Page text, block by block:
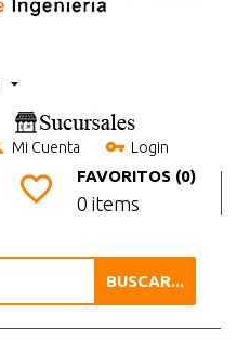
Mi Cuenta Login
FAVORITOS (0)
0 items
BUSCAR...